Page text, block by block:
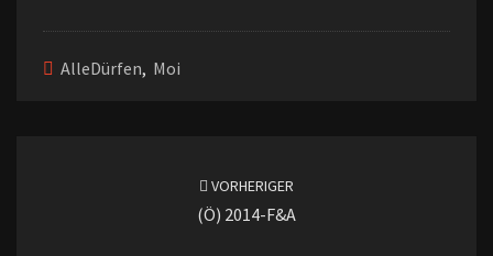
AlleDürfen, Moi
VORHERIGER
(ö) 2014-F&A